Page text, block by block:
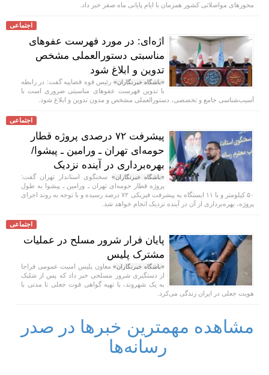
محورهای مواصلاتی کشور همزمان با ایام پایانی ماه صفر خبر داد.
اجتماعی
اژه‌ای: در مورد فهرست عفوهای
مناسبتی دستورالعملی مشخص
تدوین و ابلاغ شود
«باشگاه خبرنگاران» رئیس قوه قضاییه گفت: در رابطه
با تدوین فهرست عفوهای مناسبتی ضروری است با
آسیب‌شناسی جامع و تخصصی، دستورالعملی مشخص و مدون تدوین و ابلاغ شود.
اجتماعی
پیشرفت ۷۲ درصدی پروژه قطار
حومه‌ای تهران ـ ورامین ـ پیشوا/
بهره‌برداری در آینده نزدیک
«باشگاه خبرنگاران» سخنگوی استاندار تهران گفت:
پروژه قطار حومه‌ای تهران ـ ورامین ـ پیشوا به طول
۵۰ کیلومتر و با ۱۱ ایستگاه به پیشرفت فیزیکی ۷۲ درصد رسیده و با توجه به روند اجرای
پروژه، بهره‌برداری از آن در آینده نزدیک انجام خواهد شد.
اجتماعی
پایان فرار شرور مسلح در عملیات
مشترک پلیس
«باشگاه خبرنگاران»معاون پلیس امنیت عمومی فراجا
از دستگیری شرور مسلحی خبر داد که پس از شلیک
به یک شهروند، با تهیه گواهی فوت جعلی تا مدتی با
هویت جعلی در ایران زندگی می‌کرد.
مشاهده مهمترین خبرها در صدر
رسانه‌ها